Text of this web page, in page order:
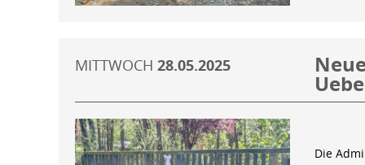
MITTWOCH 28.05.2025
Die